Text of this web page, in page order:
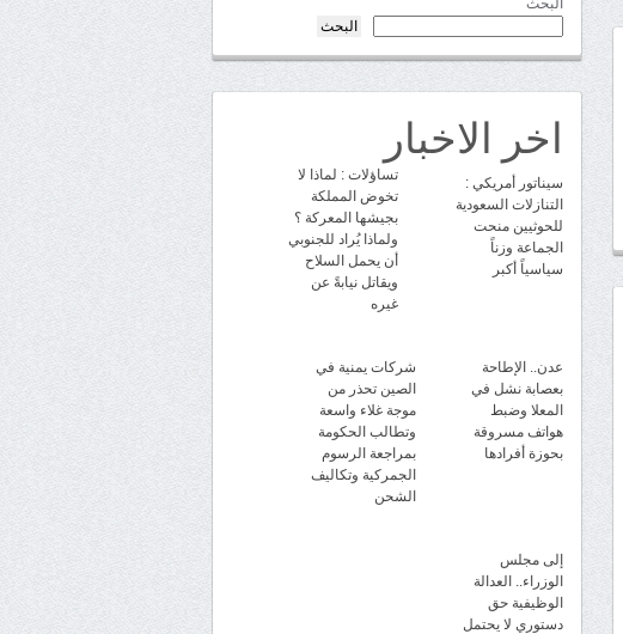
البحث
البحث
اخر الاخبار
سيناتور أمريكي :
التنازلات السعودية
للحوثيين منحت
الجماعة وزناً
سياسياً أكبر
تساؤلات : لماذا لا
تخوض المملكة
بجيشها المعركة ؟
ولماذا يُراد للجنوبي
أن يحمل السلاح
ويقاتل نيابةً عن
غيره
عدن.. الإطاحة
بعصابة نشل في
المعلا وضبط
هواتف مسروقة
بحوزة أفرادها
شركات يمنية في
الصين تحذر من
موجة غلاء واسعة
وتطالب الحكومة
بمراجعة الرسوم
الجمركية وتكاليف
الشحن
إلى مجلس
الوزراء.. العدالة
الوظيفية حق
دستوري لا يحتمل